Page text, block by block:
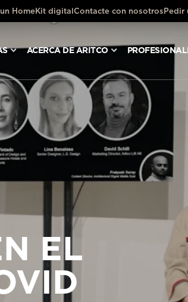
HomeKit digitalContacte con nosotros Pedir
ACERCA DE ARITCO
EL